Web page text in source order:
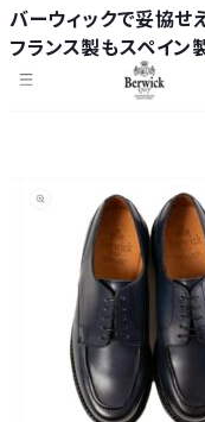
バーウィックで妥協せ
フランス製もスペイン